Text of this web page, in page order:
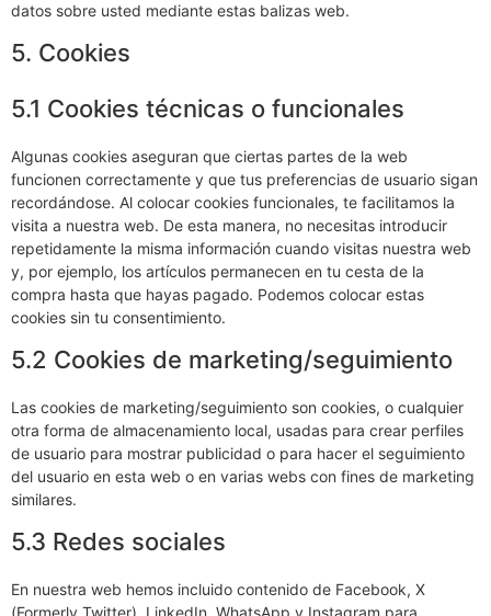
datos sobre usted mediante estas balizas web.
5. Cookies
5.1 Cookies técnicas o funcionales
Algunas cookies aseguran que ciertas partes de la web
funcionen correctamente y que tus preferencias de usuario sigan
recordándose. Al colocar cookies funcionales, te facilitamos la
visita a nuestra web. De esta manera, no necesitas introducir
repetidamente la misma información cuando visitas nuestra web
y, por ejemplo, los artículos permanecen en tu cesta de la
compra hasta que hayas pagado. Podemos colocar estas
cookies sin tu consentimiento.
5.2 Cookies de marketing/seguimiento
Las cookies de marketing/seguimiento son cookies, o cualquier
otra forma de almacenamiento local, usadas para crear perfiles
de usuario para mostrar publicidad o para hacer el seguimiento
del usuario en esta web o en varias webs con fines de marketing
similares.
5.3 Redes sociales
En nuestra web hemos incluido contenido de Facebook, X